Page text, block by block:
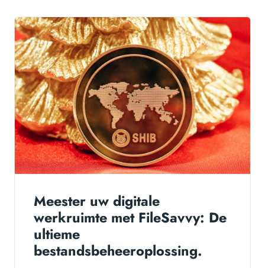
Meester uw digitale
werkruimte met FileSavvy: De
ultieme
bestandsbeheeroplossing.